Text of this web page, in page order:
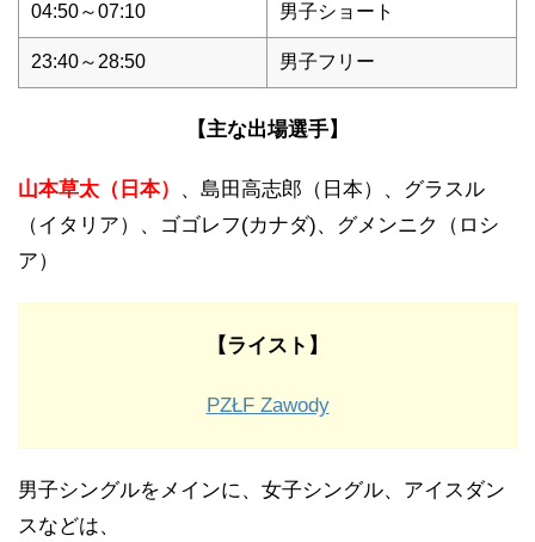
04:50～07:10 男子ショート
23:40～28:50 男子フリー
【主な出場選手】
山本草太（日本）
、島田高志郎（日本）、グラスル
（イタリア）、ゴゴレフ(カナダ)、グメンニク（ロシ
ア）
【ライスト】
PZŁF Zawody
男子シングルをメインに、女子シングル、アイスダン
スなどは、